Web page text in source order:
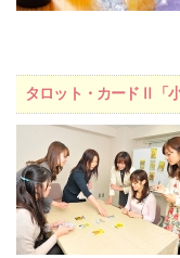
タロット・カードⅡ「